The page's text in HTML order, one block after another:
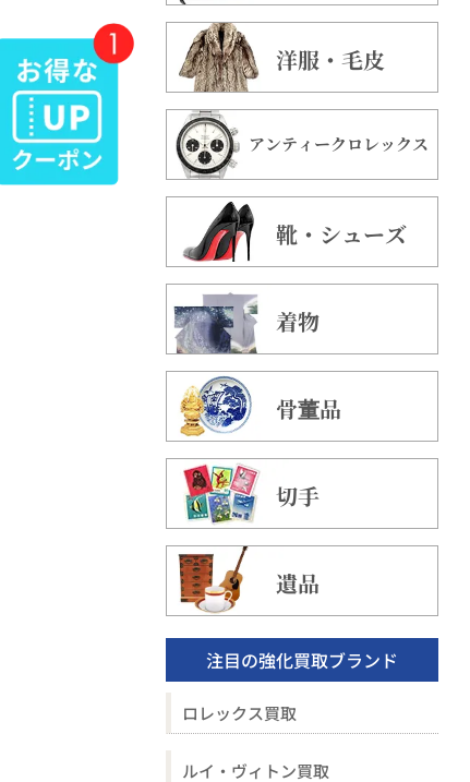
洋服・毛皮
アンティークロレックス
靴・シューズ
着物
骨董品
切手
遺品
注目の強化買取ブランド
ロレックス買取
ルイ・ヴィトン買取